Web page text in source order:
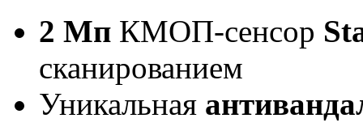
2 Мп КМОП-сенсор
сканированием
Уникальная